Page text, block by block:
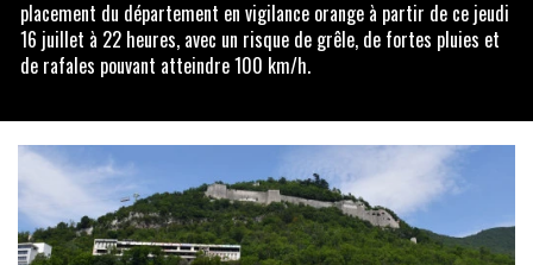
placement du département en vigilance orange à partir de ce jeudi
16 juillet à 22 heures, avec un risque de grêle, de fortes pluies et
de rafales pouvant atteindre 100 km/h.